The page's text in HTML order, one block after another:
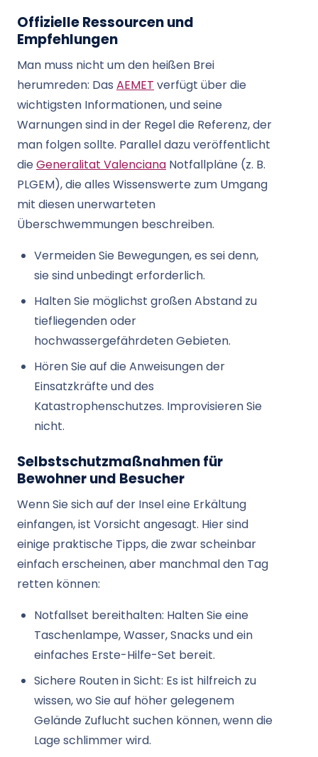
Offizielle Ressourcen und
Empfehlungen
Man muss nicht um den heißen Brei
herumreden: Das AEMET verfügt über die
wichtigsten Informationen, und seine
Warnungen sind in der Regel die Referenz, der
man folgen sollte. Parallel dazu veröffentlicht
dieGeneralitat Valenciana Notfallpläne (z. B.
PLGEM), die alles Wissenswerte zum Umgang
mit diesen unerwarteten
Überschwemmungen beschreiben.
Vermeiden Sie Bewegungen, es sei denn,
sie sind unbedingt erforderlich.
Halten Sie möglichst großen Abstand zu
tiefliegenden oder
hochwassergefährdeten Gebieten.
Hören Sie auf die Anweisungen der
Einsatzkräfte und des
Katastrophenschutzes. Improvisieren Sie
nicht.
Selbstschutzmaßnahmen für
Bewohner und Besucher
Wenn Sie sich auf der Insel eine Erkältung
einfangen, ist Vorsicht angesagt. Hier sind
einige praktische Tipps, die zwar scheinbar
einfach erscheinen, aber manchmal den Tag
retten können:
Notfallset bereithalten: Halten Sie eine
Taschenlampe, Wasser, Snacks und ein
einfaches Erste-Hilfe-Set bereit.
Sichere Routen in Sicht: Es ist hilfreich zu
wissen, wo Sie auf höher gelegenem
Gelände Zuflucht suchen können, wenn die
Lage schlimmer wird.